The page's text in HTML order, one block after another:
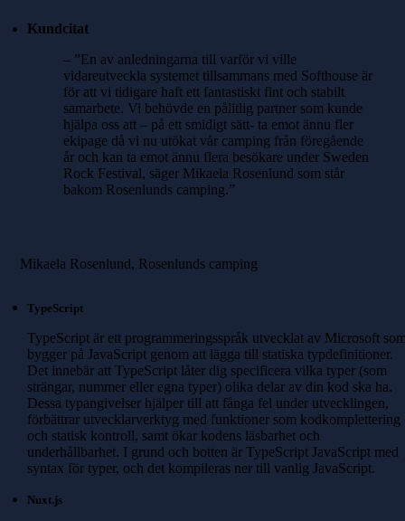
Kundcitat
– ”En av anledningarna till varför vi ville
vidareutveckla systemet tillsammans med Softhouse är
för att vi tidigare haft ett fantastiskt fint och stabilt
samarbete. Vi behövde en pålitlig partner som kunde
hjälpa oss att – på ett smidigt sätt- ta emot ännu fler
ekipage då vi nu utökat vår camping från föregående
år och kan ta emot ännu flera besökare under Sweden
Rock Festival, säger Mikaela Rosenlund som står
bakom Rosenlunds camping.”
Mikaela Rosenlund, Rosenlunds camping
TypeScript
TypeScript är ett programmeringsspråk utvecklat av Microsoft
bygger på JavaScript genom att lägga till statiska typdefinitioner.
Det innebär att TypeScript låter dig specificera vilka typer (som
strängar, nummer eller egna typer) olika delar av din kod ska ha.
Dessa typangivelser hjälper till att fånga fel under utvecklingen,
förbättrar utvecklarverktyg med funktioner som kodkomplettering
och statisk kontroll, samt ökar kodens läsbarhet och
underhållbarhet. I grund och botten är TypeScript JavaScript med
syntax för typer, och det kompileras ner till vanlig JavaScript.
Nuxt.js